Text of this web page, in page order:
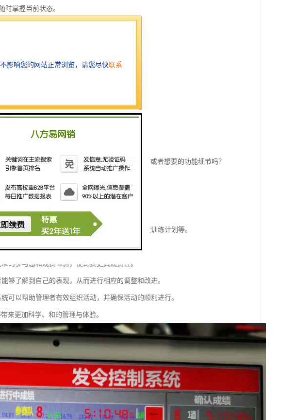
掌握当前状态。
时间。
分析和记录。
和计分。
和界面可以进一步调整和扩展。你有特定的需求或者想要的功能细节吗？
观的数据记录来决定胜负，避免人为干预。
赛者或参与者的表现，减少误差。
析和参考，这些数据可以用来评估表现、制定训练计划等。
，提高参与者的竞争意识和积性。
的参与感和观赛体验，使比赛更具观赏性。
够了解到自己的表现，从而进行相应的调整和改进。
可以帮助管理者有效组织活动，并确保活动的顺利进行。
来更加科学、和的管理与体验。